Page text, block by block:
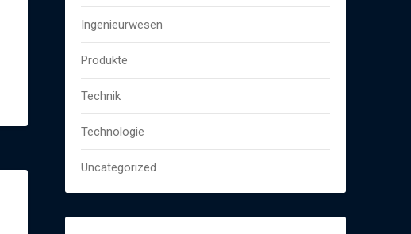
Ingenieurwesen
Produkte
Technik
Technologie
Uncategorized